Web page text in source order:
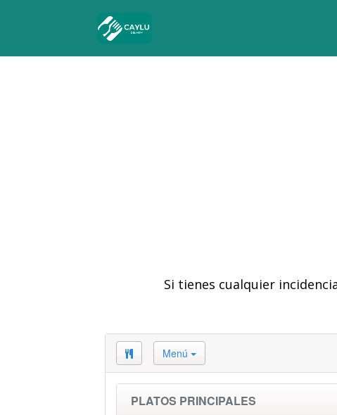
Si tienes cualquier
Menú
PLATOS PRINCIPALES